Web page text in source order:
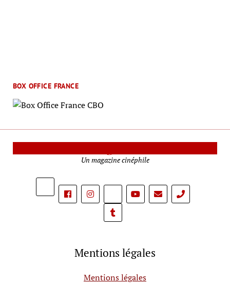
BOX OFFICE FRANCE
Un magazine cinéphile
phone
Mentions légales
Mentions légales